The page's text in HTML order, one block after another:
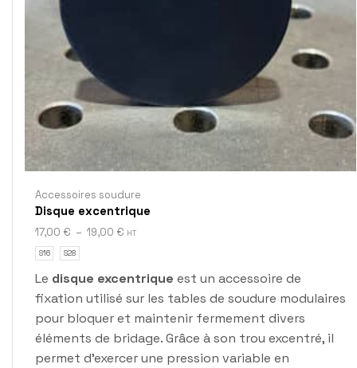
Accessoires soudure
Disque excentrique
17,00 € – 19,00 € HT
S16 S28
Le disque excentrique est un accessoire de
fixation utilisé sur les tables de soudure modulaires
pour bloquer et maintenir fermement divers
éléments de bridage. Grâce à son trou excentré, il
permet d’exercer une pression variable en